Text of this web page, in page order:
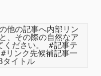
他の記事へ内部リン
、その際の自然なア
ください。 #記事テ
リンク先候補記事一
イトル